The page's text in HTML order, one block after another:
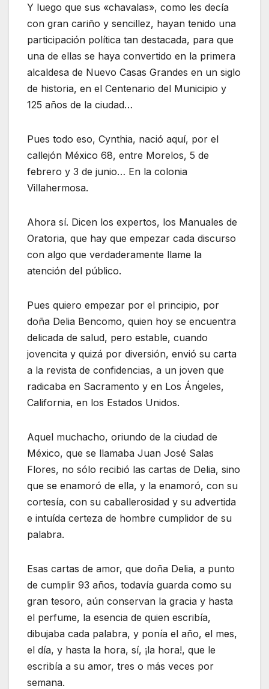
Y luego que sus «chavalas», como les decía
con gran cariño y sencillez, hayan tenido una
participación política tan destacada, para que
una de ellas se haya convertido en la primera
alcaldesa de Nuevo Casas Grandes en un siglo
de historia, en el Centenario del Municipio y
125 años de la ciudad…
Pues todo eso, Cynthia, nació aquí, por el
callejón México 68, entre Morelos, 5 de
febrero y 3 de junio… En la colonia
Villahermosa.
Ahora sí. Dicen los expertos, los Manuales de
Oratoria, que hay que empezar cada discurso
con algo que verdaderamente llame la
atención del público.
Pues quiero empezar por el principio, por
doña Delia Bencomo, quien hoy se encuentra
delicada de salud, pero estable, cuando
jovencita y quizá por diversión, envió su carta
a la revista de confidencias, a un joven que
radicaba en Sacramento y en Los Ángeles,
California, en los Estados Unidos.
Aquel muchacho, oriundo de la ciudad de
México, que se llamaba Juan José Salas
Flores, no sólo recibió las cartas de Delia, sino
que se enamoró de ella, y la enamoró, con su
cortesía, con su caballerosidad y su advertida
e intuída certeza de hombre cumplidor de su
palabra.
Esas cartas de amor, que doña Delia, a punto
de cumplir 93 años, todavía guarda como su
gran tesoro, aún conservan la gracia y hasta
el perfume, la esencia de quien escribía,
dibujaba cada palabra, y ponía el año, el mes,
el día, y hasta la hora, sí, ¡la hora!, que le
escribía a su amor, tres o más veces por
semana.